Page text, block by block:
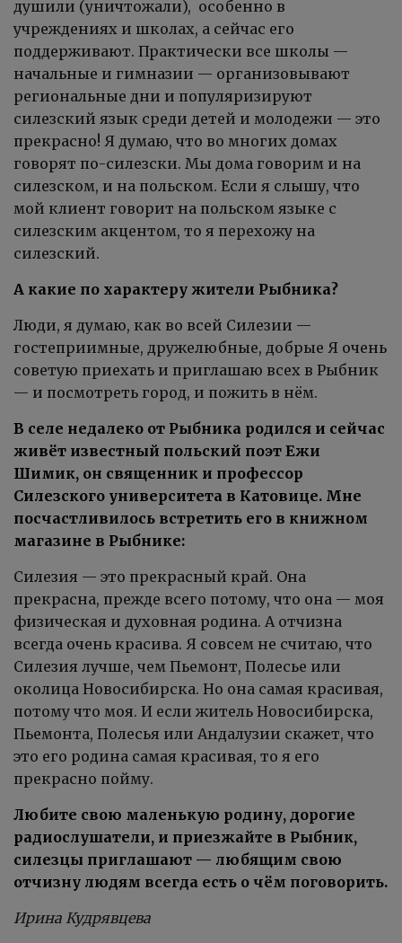
душили (уничтожали), особенно в
учреждениях и школах, а сейчас его
поддерживают. Практически все школы —
начальные и гимназии — организовывают
региональные дни и популяризируют
силезский язык среди детей и молодежи — это
прекрасно! Я думаю, что во многих домах
говорят по-силезски. Мы дома говорим и на
силезском, и на польском. Если я слышу, что
мой клиент говорит на польском языке с
силезским акцентом, то я перехожу на
силезский.
А какие по характеру жители Рыбника?
Люди, я думаю, как во всей Силезии —
гостеприимные, дружелюбные, добрые Я очень
советую приехать и приглашаю всех в Рыбник
— и посмотреть город, и пожить в нём.
В селе недалеко от Рыбника родился и сейчас
живёт известный польский поэт Ежи
Шимик, он священник и профессор
Силезского университета в Катовице. Мне
посчастливилось встретить его в книжном
магазине в Рыбнике:
Силезия — это прекрасный край. Она
прекрасна, прежде всего потому, что она — моя
физическая и духовная родина. А отчизна
всегда очень красива. Я совсем не считаю, что
Силезия лучше, чем Пьемонт, Полесье или
околица Новосибирска. Но она самая красивая,
потому что моя. И если житель Новосибирска,
Пьемонта, Полесья или Андалузии скажет, что
это его родина самая красивая, то я его
прекрасно пойму.
Любите свою маленькую родину, дорогие
радиослушатели, и приезжайте в Рыбник,
силезцы приглашают — любящим свою
отчизну людям всегда есть о чём поговорить.
Ирина Кудрявцева